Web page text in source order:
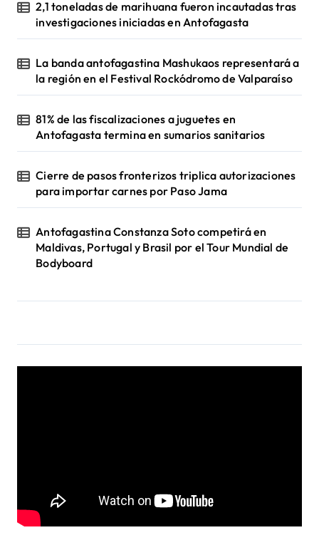
2,1 toneladas de marihuana fueron incautadas tras
investigaciones iniciadas en Antofagasta
La banda antofagastina Mashukaos representará a
la región en el Festival Rockódromo de Valparaíso
81% de las fiscalizaciones a juguetes en
Antofagasta termina en sumarios sanitarios
Cierre de pasos fronterizos triplica autorizaciones
para importar carnes por Paso Jama
Antofagastina Constanza Soto competirá en
Maldivas, Portugal y Brasil por el Tour Mundial de
Bodyboard